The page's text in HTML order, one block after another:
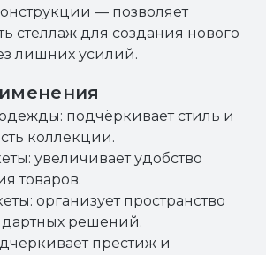
— позволяет
стеллаж для создания нового
лишних усилий.
подчёркивает стиль и
коллекции.
увеличивает удобство
товаров.
организует пространство
решений.
престиж и